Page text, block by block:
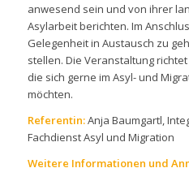
anwesend sein und von ihrer
Asylarbeit berichten. Im
Gelegenheit in Austausch zu
stellen. Die Veranstaltung
die sich gerne im Asyl- und
möchten.
Referentin:Anja Baumgartl,
Fachdienst Asyl und Migration
Weitere Informationen und